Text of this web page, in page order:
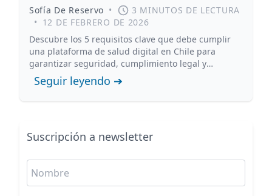
Sofía De Reservo •
3 MINUTOS DE LECTURA
• 12 DE FEBRERO DE 2026
Descubre los 5 requisitos clave que debe cumplir
una plataforma de salud digital en Chile para
garantizar seguridad, cumplimiento legal y
protección de datos clínicos.
Seguir leyendo ➔
Suscripción a newsletter